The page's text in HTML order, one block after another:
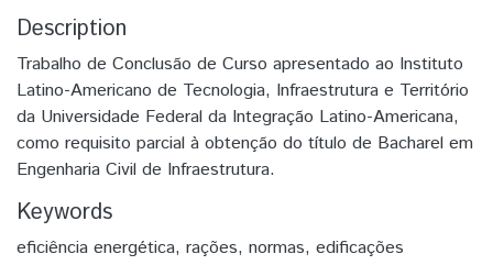
Description
Trabalho de Conclusão de Curso apresentado ao Instituto
Latino-Americano de Tecnologia, Infraestrutura e Território
da Universidade Federal da Integração Latino-Americana,
como requisito parcial à obtenção do título de Bacharel em
Engenharia Civil de Infraestrutura.
Keywords
eficiência energética, rações, normas, edificações